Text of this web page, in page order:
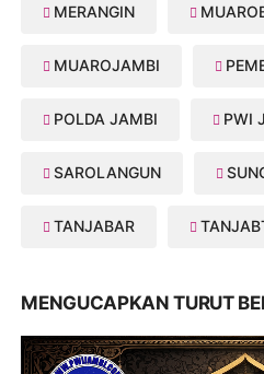
MERANGIN
MUAROJAMBI
POLDA JAMBI PWI
SAROLANGUN
TANJABAR
MENGUCAPKAN TURUT